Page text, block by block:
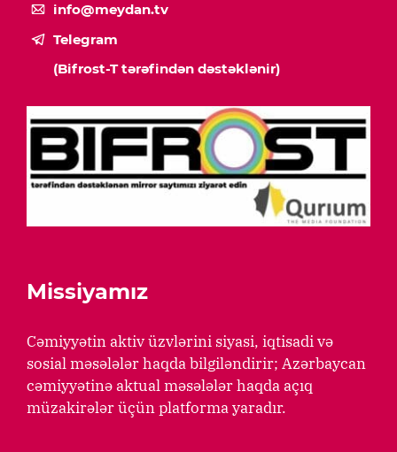
info@meydan.tv
Telegram
(Bifrost-T tərəfindən dəstəklənir)
Missiyamız
Cəmiyyətin aktiv üzvlərini siyasi, iqtisadi və
sosial məsələlər haqda bilgiləndirir; Azərbaycan
cəmiyyətinə aktual məsələlər haqda açıq
müzakirələr üçün platforma yaradır.